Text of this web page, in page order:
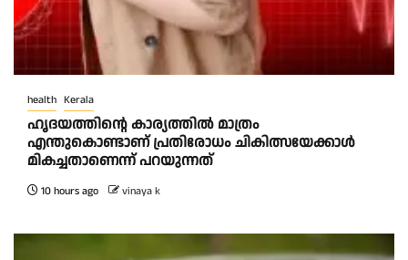
health Kerala
ഹൃദയത്തിന്റെ കാര്യത്തിൽ മാത്രം
എന്തുകൊണ്ടാണ് പ്രതിരോധം ചികിത്സയേക്കാൾ
മികച്ചതാണെന്ന് പറയുന്നത്
10 hours ago vinaya k